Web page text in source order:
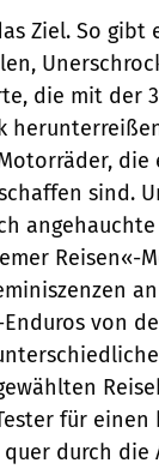
Ziel. So
die mit der
sind.
Reisen«-
von
für
quer durch